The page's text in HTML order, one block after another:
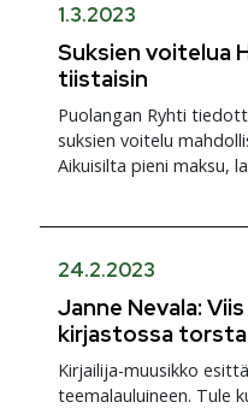
1.3.2023
Suksien voitelua
tiistaisin
Puolangan Ryhti
suksien voitelu
Aikuisilta pieni maksu,
24.2.2023
Janne Nevala:
kirjastossa
Kirjailija-muusikko
teemalauluineen. Tule